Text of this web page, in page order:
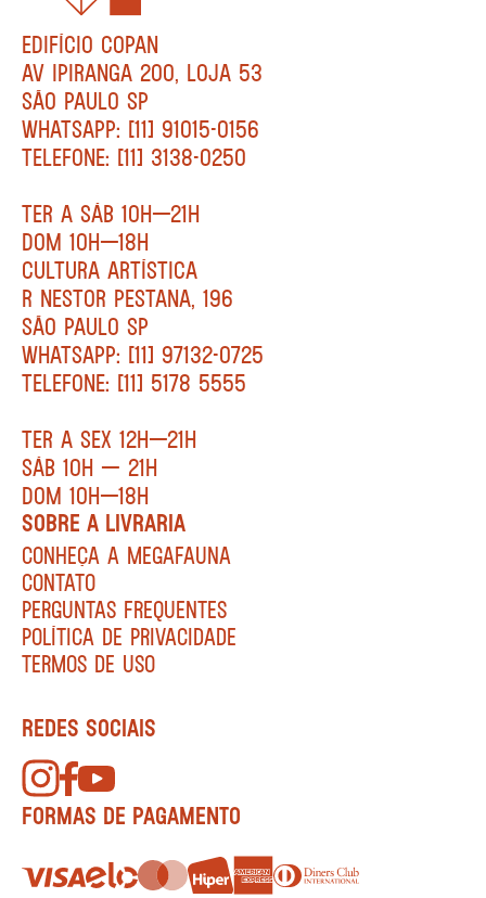
EDIFÍCIO COPAN
AV IPIRANGA 200, LOJA 53
SÃO PAULO SP
WHATSAPP: [11] 91015-0156
TELEFONE: [11] 3138-0250
TER A SÁB 10H—21H
DOM 10H—18H
CULTURA ARTÍSTICA
R NESTOR PESTANA, 196
SÃO PAULO SP
WHATSAPP: [11] 97132-0725
TELEFONE: [11] 5178 5555
TER A SEX 12H—21H
SÁB 10H — 21H
DOM 10H—18H
SOBRE A LIVRARIA
CONHEÇA A MEGAFAUNA
CONTATO
PERGUNTAS FREQUENTES
POLÍTICA DE PRIVACIDADE
TERMOS DE USO
REDES SOCIAIS
FORMAS DE PAGAMENTO